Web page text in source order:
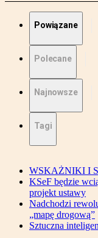
Powiązane
Polecane
Najnowsze
Tagi
WSKAŻNIKI I
KSeF będzie
projekt ustawy
Nadchodzi
„mapę drogową”
Sztuczna